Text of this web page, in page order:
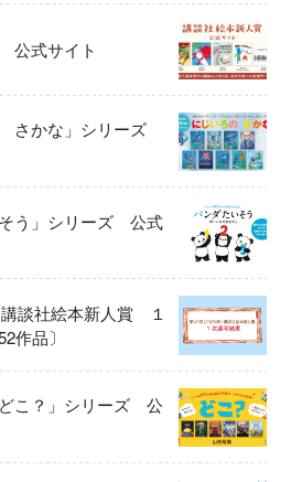
公式サイト
さかな」シリーズ
う」シリーズ 公式
談社絵本新人賞 １
作品〕
こ？」シリーズ 公